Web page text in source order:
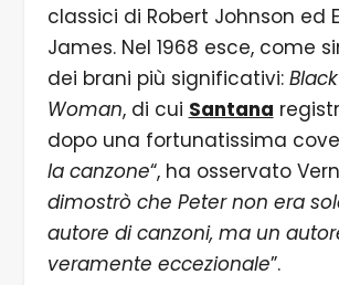
classici di Robert Johnson ed
James. Nel 1968 esce, come
dei brani più significativi:
Woman, di cui Santana
dopo una fortunatissima
la canzone“, ha osservato
dimostrò che Peter non era
autore di canzoni, ma un
veramente eccezionale”.